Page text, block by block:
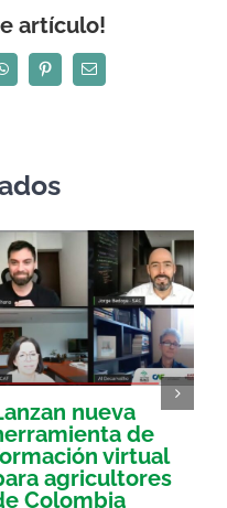
artículo!
WhatsAppPinterestCorreo
electrónico
nueva
de
virtual
agricultores
Colombia